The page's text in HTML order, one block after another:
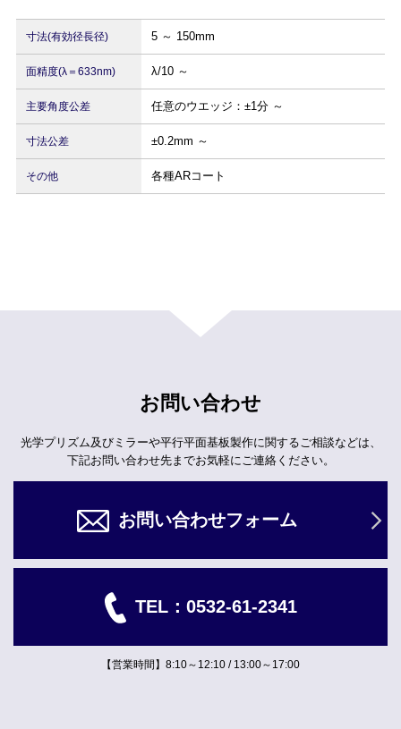
寸法(有効径長径) 5 ～ 150mm
面精度(λ＝633nm) λ/10 ～
主要角度公差 任意のウエッジ：±1分 ～
寸法公差 ±0.2mm ～
その他 各種ARコート
お問い合わせ
光学プリズム及びミラーや平行平面基板製作に関するご相談などは、
下記お問い合わせ先までお気軽にご連絡ください。
お問い合わせフォーム
TEL： 0532-61-2341
【営業時間】8:10～12:10 / 13:00～17:00